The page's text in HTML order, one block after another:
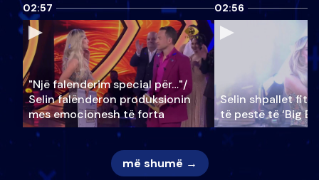
02:57
"Një falenderim special për…"/
Selin falënderon produksionin
mes emocionesh të forta
02:56
Selin shpallet
të pestë të ‘Big
më shumë →